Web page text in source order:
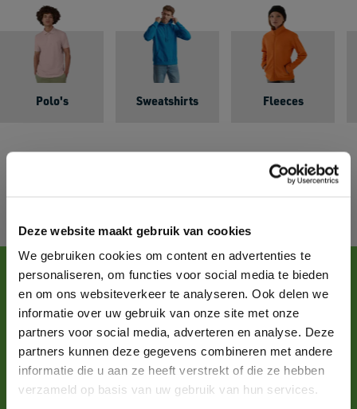
Deze website maakt gebruik van cookies
We gebruiken cookies om content en advertenties te
personaliseren, om functies voor social media te bieden
en om ons websiteverkeer te analyseren. Ook delen we
informatie over uw gebruik van onze site met onze
partners voor social media, adverteren en analyse. Deze
partners kunnen deze gegevens combineren met andere
informatie die u aan ze heeft verstrekt of die ze hebben
verzameld op basis van uw gebruik van hun services.
Polo's Sweatshirts Fleeces
Heb je vragen of wil je advies?
Ons ervaren team denkt graag met je mee. Zo maak je altijd
de juiste keuze. Bel ons of mail naarinfo@primex.nl .
+31 (0)227-504900
Volg ons